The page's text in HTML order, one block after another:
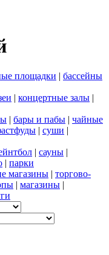
площадки | бассейны
| концертные залы |
| бары и пабы | чайные
| суши |
| сауны |
| парки
магазины | торгово-
| магазины |